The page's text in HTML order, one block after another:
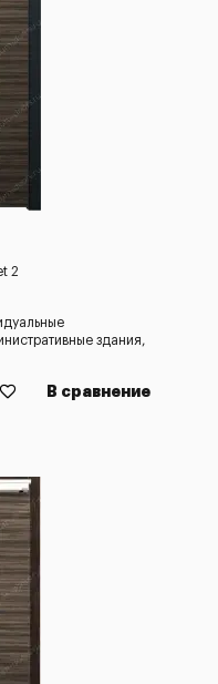
2
здания,
В сравнение